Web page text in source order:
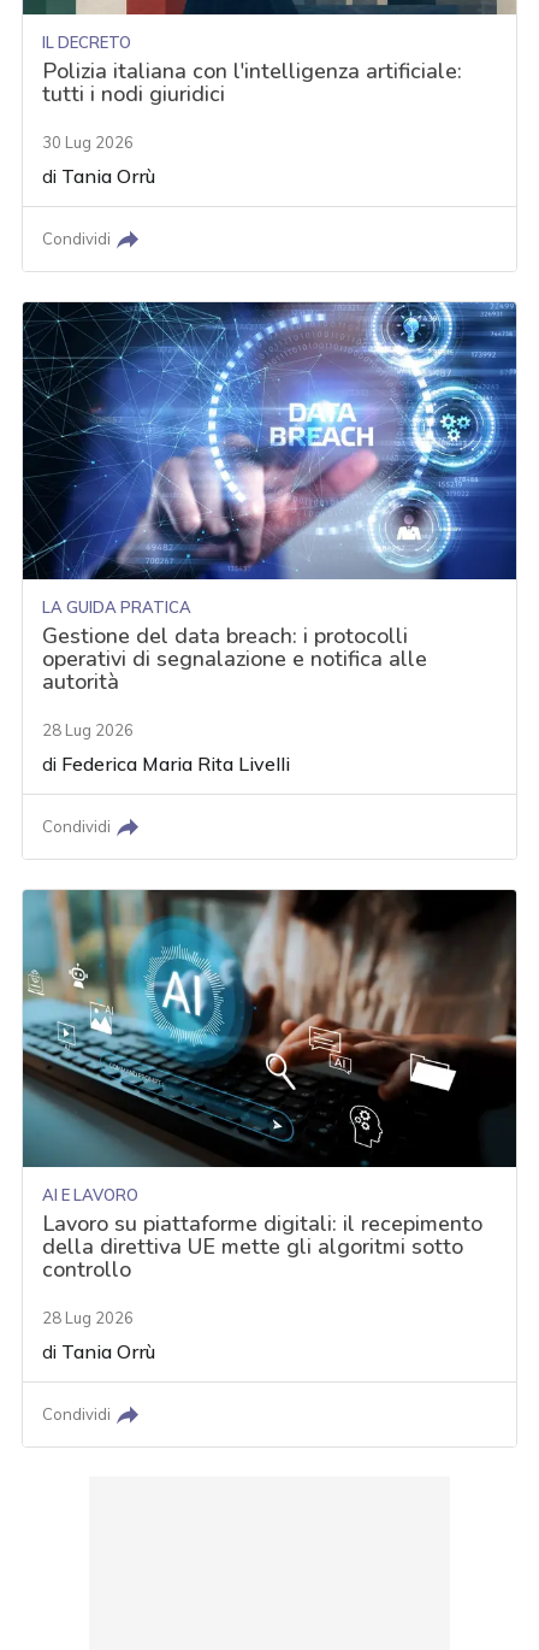
IL DECRETO
Polizia italiana con l'intelligenza artificiale:
tutti i nodi giuridici
30 Lug 2026
di Tania Orrù
Condividi
LA GUIDA PRATICA
Gestione del data breach: i protocolli
operativi di segnalazione e notifica alle
autorità
28 Lug 2026
di Federica Maria Rita Livelli
Condividi
AI E LAVORO
Lavoro su piattaforme digitali: il recepimento
della direttiva UE mette gli algoritmi sotto
controllo
28 Lug 2026
di Tania Orrù
Condividi